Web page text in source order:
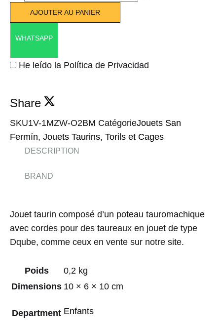
AJOUTER AU PANIER
WHATSAPP
He leído la Política de Privacidad
Share
SKU1V-1MZW-O2BM CatégorieJouets San
Fermín, Jouets Taurins, Torils et Cages
DESCRIPTION
BRAND
Jouet taurin composé d’un poteau tauromachique
avec cordes pour des taureaux en jouet de type
Dqube, comme ceux en vente sur notre site.
Poids
0,2 kg
Dimensions 10 × 6 × 10 cm
Department Enfants